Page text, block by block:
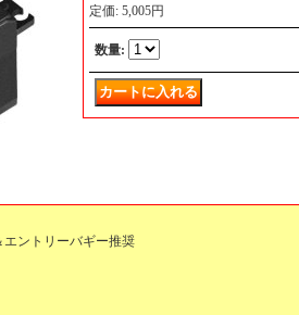
定価: 5,005円
数量:
エントリーバギー推奨